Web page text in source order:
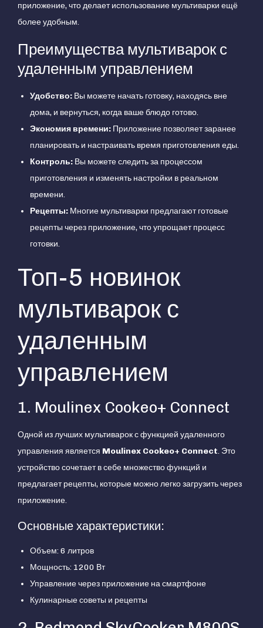
приложение, что делает использование мультиварки ещё
более удобным.
Преимущества мультиварок с
удаленным управлением
Удобство: Вы можете начать готовку, находясь вне
дома, и вернуться, когда ваше блюдо готово.
Экономия времени: Приложение позволяет заранее
планировать и настраивать время приготовления еды.
Контроль: Вы можете следить за процессом
приготовления и изменять настройки в реальном
времени.
Рецепты: Многие мультиварки предлагают готовые
рецепты через приложение, что упрощает процесс
готовки.
Топ-5 новинок
мультиварок с
удаленным
управлением
1. Moulinex Cookeo+ Connect
Одной из лучших мультиварок с функцией удаленного
управления является Moulinex Cookeo+ Connect. Это
устройство сочетает в себе множество функций и
предлагает рецепты, которые можно легко загрузить через
приложение.
Основные характеристики:
Объем: 6 литров
Мощность: 1200 Вт
Управление через приложение на смартфоне
Кулинарные советы и рецепты